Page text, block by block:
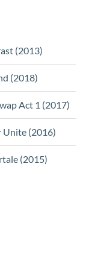
(2013)
(2018)
Act 1 (2017)
Unite (2016)
(2015)